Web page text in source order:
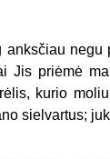
negu
Jis priėmė
kurio
sielvartus;